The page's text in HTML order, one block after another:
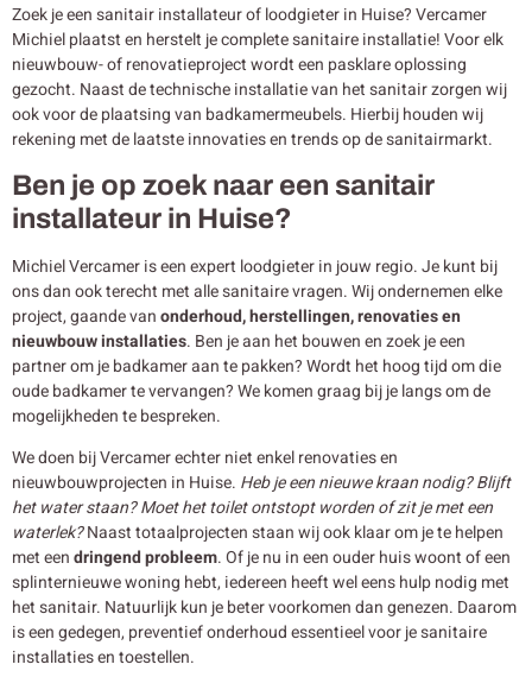
Zoek je een sanitair installateur of loodgieter in Huise? Vercamer
Michiel plaatst en herstelt je complete sanitaire installatie! Voor elk
nieuwbouw- of renovatieproject wordt een pasklare oplossing
gezocht. Naast de technische installatie van het sanitair zorgen wij
ook voor de plaatsing van badkamermeubels. Hierbij houden wij
rekening met de laatste innovaties en trends op de sanitairmarkt.
Ben je op zoek naar een sanitair
installateur in Huise?
Michiel Vercamer is een expert loodgieter in jouw regio. Je kunt bij
ons dan ook terecht met alle sanitaire vragen. Wij ondernemen elke
project, gaande vanonderhoud, herstellingen, renovaties en
nieuwbouwinstallaties. Ben je aan het bouwen en zoek je een
partner om je badkamer aan te pakken? Wordt het hoog tijd om die
oude badkamer te vervangen? We komen graag bij je langs om de
mogelijkheden te bespreken.
We doen bij Vercamer echter niet enkel renovaties en
nieuwbouwprojecten in Huise. Heb je een nieuwe kraan nodig? Blijft
het water staan? Moet het toilet ontstopt worden of zit je met een
waterlek?Naast totaalprojecten staan wij ook klaar om je te helpen
met eendringend probleem. Of je nu in een ouder huis woont of een
splinternieuwe woning hebt, iedereen heeft wel eens hulp nodig met
het sanitair. Natuurlijk kun je beter voorkomen dan genezen. Daarom
is een gedegen, preventief onderhoud essentieel voor je sanitaire
installaties en toestellen.